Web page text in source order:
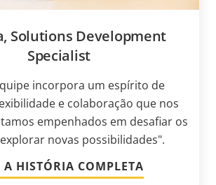
Solutions Development
Specialist
incorpora um espírito de
e colaboração que nos
empenhados em desafiar os
novas possibilidades".
A HISTÓRIA COMPLETA